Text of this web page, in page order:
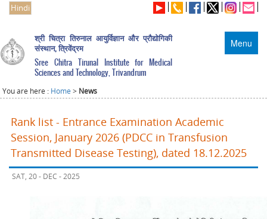
Hindi
Menu
श्री चित्रा तिरुनाल आयुर्विज्ञान और प्रौद्योगिकी
संस्थान, त्रिवेंद्रम
Sree Chitra Tirunal Institute for Medical
Sciences and Technology, Trivandrum
You are here : Home > News
Rank list - Entrance Examination Academic
Session, January 2026 (PDCC in Transfusion
Transmitted Disease Testing), dated 18.12.2025
SAT, 20 - DEC - 2025